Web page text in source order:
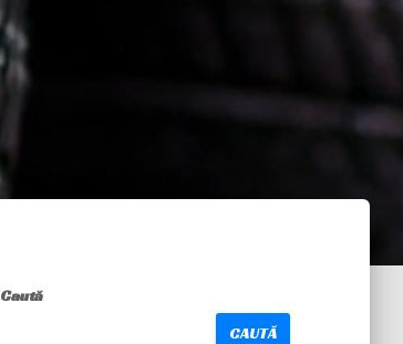
Caută
CAUTĂ